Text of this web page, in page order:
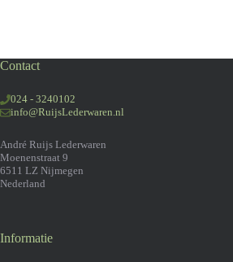
Contact
024 - 3240102
info@RuijsLederwaren.nl
André Ruijs Lederwaren
Moenenstraat 9
6511 LZ Nijmegen
Nederland
Informatie